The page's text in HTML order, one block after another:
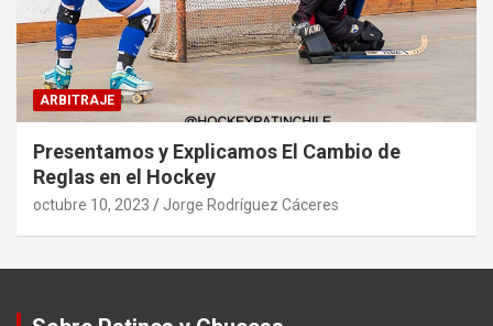
ARBITRAJE
Presentamos y Explicamos El Cambio de
Reglas en el Hockey
octubre 10, 2023 Jorge Rodríguez Cáceres